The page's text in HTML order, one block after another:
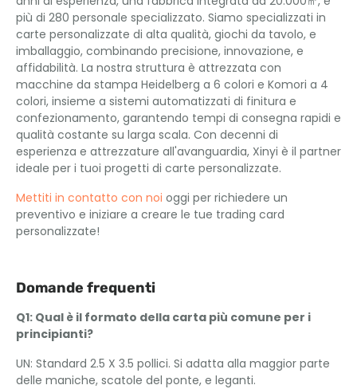
più di 280 personale specializzato. Siamo specializzati in
carte personalizzate di alta qualità, giochi da tavolo, e
imballaggio, combinando precisione, innovazione, e
affidabilità. La nostra struttura è attrezzata con
macchine da stampa Heidelberg a 6 colori e Komori a 4
colori, insieme a sistemi automatizzati di finitura e
confezionamento, garantendo tempi di consegna rapidi e
qualità costante su larga scala. Con decenni di
esperienza e attrezzature all'avanguardia, Xinyi è il partner
ideale per i tuoi progetti di carte personalizzate.
Mettiti in contatto con noi oggi per richiedere un
preventivo e iniziare a creare le tue trading card
personalizzate!
Domande frequenti
Q1: Qual è il formato della carta più comune per i
principianti?
UN: Standard 2.5 X 3.5 pollici. Si adatta alla maggior parte
delle maniche, scatole del ponte, e leganti.